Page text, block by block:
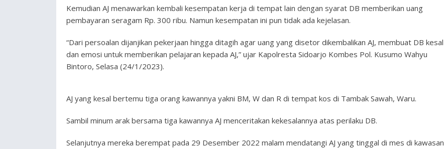
Kemudian AJ menawarkan kembali kesempatan kerja di tempat lain dengan syarat DB memberikan uang
pembayaran seragam Rp. 300 ribu. Namun kesempatan ini pun tidak ada kejelasan.
“Dari persoalan dijanjikan pekerjaan hingga ditagih agar uang yang disetor dikembalikan AJ, membuat DB kesal
dan emosi untuk memberikan pelajaran kepada AJ,” ujar Kapolresta Sidoarjo Kombes Pol. Kusumo Wahyu
Bintoro, Selasa (24/1/2023).
AJ yang kesal bertemu tiga orang kawannya yakni BM, W dan R di tempat kos di Tambak Sawah, Waru.
Sambil minum arak bersama tiga kawannya AJ menceritakan kekesalannya atas perilaku DB.
Selanjutnya mereka berempat pada 29 Desember 2022 malam mendatangi AJ yang tinggal di mes di kawasan